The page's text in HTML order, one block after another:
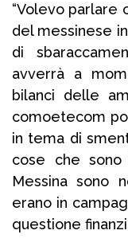
“Volevo parlare
del messinese
di
avverrà a
bilanci delle
comoetecom
in tema di
cose che
Messina sono
erano in
questione